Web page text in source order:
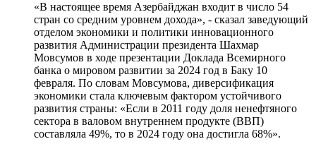
«В настоящее время Азербайджан входит в число 54
стран со средним уровнем дохода», - сказал заведующий
отделом экономики и политики инновационного
развития Администрации президента Шахмар
Мовсумов в ходе презентации Доклада Всемирного
банка о мировом развитии за 2024 год в Баку 10
февраля. По словам Мовсумова, диверсификация
экономики стала ключевым фактором устойчивого
развития страны: «Если в 2011 году доля ненефтяного
сектора в валовом внутреннем продукте (ВВП)
составляла 49%, то в 2024 году она достигла 68%».